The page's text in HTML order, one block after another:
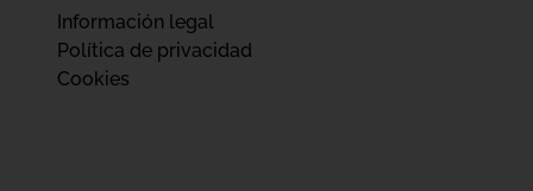
Información legal
Política de privacidad
Cookies